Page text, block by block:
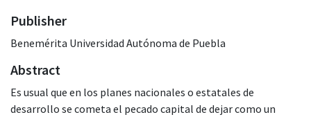
Publisher
Benemérita Universidad Autónoma de Puebla
Abstract
Es usual que en los planes nacionales o estatales de
desarrollo se cometa el pecado capital de dejar como un